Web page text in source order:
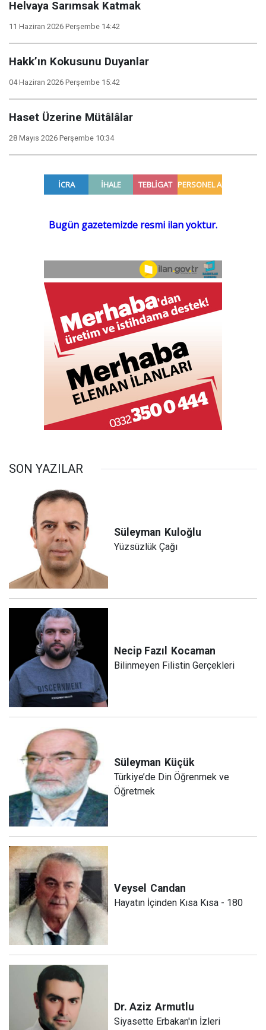
Helvaya Sarımsak Katmak
11 Haziran 2026 Perşembe 14:42
Hakk’ın Kokusunu Duyanlar
04 Haziran 2026 Perşembe 15:42
Haset Üzerine Mütâlâlar
28 Mayıs 2026 Perşembe 10:34
SON YAZILAR
Süleyman Kuloğlu
Yüzsüzlük Çağı
Necip Fazıl Kocaman
Bilinmeyen Filistin Gerçekleri
Süleyman Küçük
Türkiye’de Din Öğrenmek ve
Öğretmek
Veysel Candan
Hayatın İçinden Kısa Kısa - 180
Dr. Aziz Armutlu
Siyasette Erbakan'ın İzleri